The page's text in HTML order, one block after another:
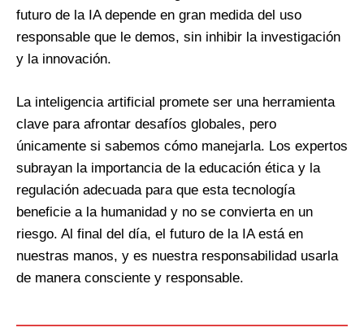
futuro de la IA depende en gran medida del uso
responsable que le demos, sin inhibir la investigación
y la innovación.
La inteligencia artificial promete ser una herramienta
clave para afrontar desafíos globales, pero
únicamente si sabemos cómo manejarla. Los expertos
subrayan la importancia de la educación ética y la
regulación adecuada para que esta tecnología
beneficie a la humanidad y no se convierta en un
riesgo. Al final del día, el futuro de la IA está en
nuestras manos, y es nuestra responsabilidad usarla
de manera consciente y responsable.